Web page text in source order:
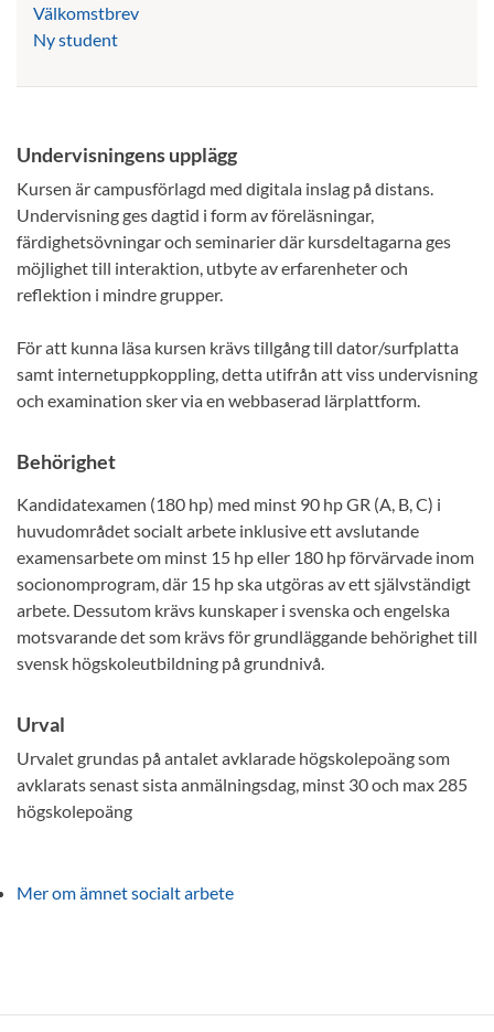
Välkomstbrev
Ny student
Undervisningens upplägg
Kursen är campusförlagd med digitala inslag på distans.
Undervisning ges dagtid i form av föreläsningar,
färdighetsövningar och seminarier där kursdeltagarna ges
möjlighet till interaktion, utbyte av erfarenheter och
reflektion i mindre grupper.
För att kunna läsa kursen krävs tillgång till dator/surfplatta
samt internetuppkoppling, detta utifrån att viss undervisning
och examination sker via en webbaserad lärplattform.
Behörighet
Kandidatexamen (180 hp) med minst 90 hp GR (A, B, C) i
huvudområdet socialt arbete inklusive ett avslutande
examensarbete om minst 15 hp eller 180 hp förvärvade inom
socionomprogram, där 15 hp ska utgöras av ett självständigt
arbete. Dessutom krävs kunskaper i svenska och engelska
motsvarande det som krävs för grundläggande behörighet till
svensk högskoleutbildning på grundnivå.
Urval
Urvalet grundas på antalet avklarade högskolepoäng som
avklarats senast sista anmälningsdag, minst 30 och max 285
högskolepoäng
Mer om ämnet socialt arbete